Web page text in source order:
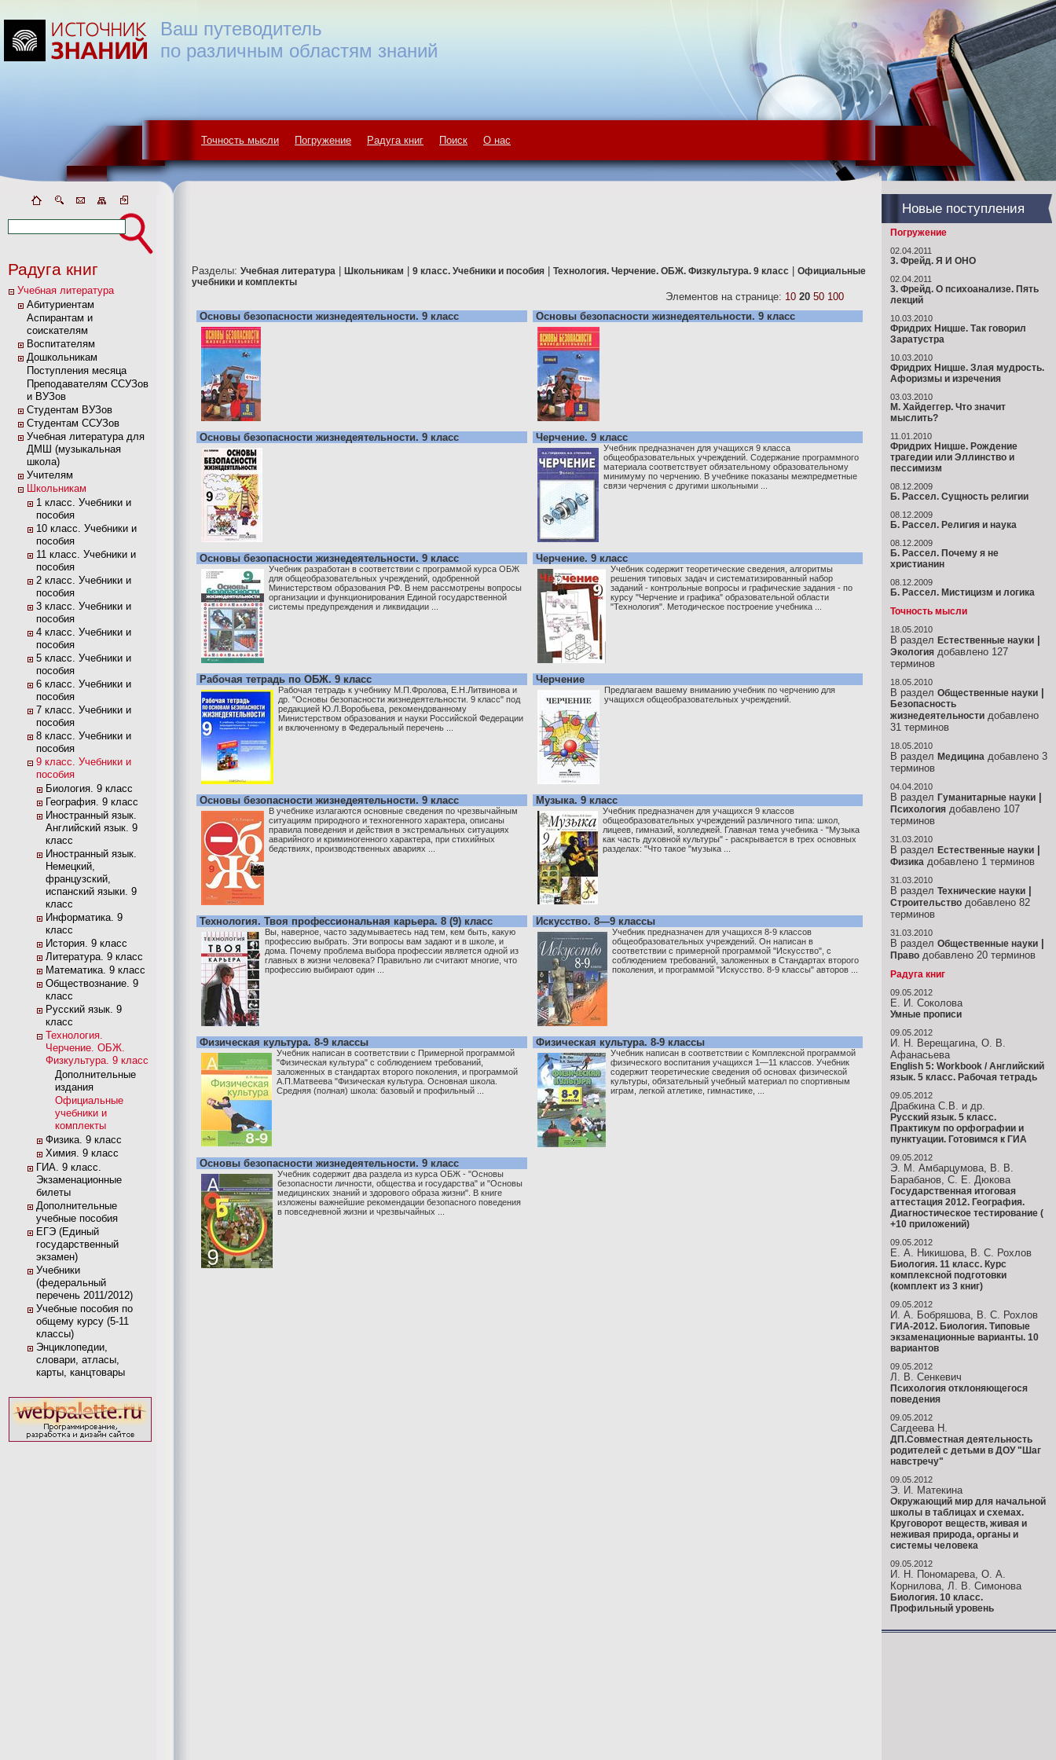
Точность мысли Погружение Радуга книг Поиск О нас
Ваш путеводитель
по различным областям знаний
Радуга книг
Учебная литература
Абитуриентам
Аспирантам и
соискателям
Воспитателям
Дошкольникам
Поступления месяца
Преподавателям ССУЗов
и ВУЗов
Студентам ВУЗов
Студентам ССУЗов
Учебная литература для
ДМШ (музыкальная
школа)
Учителям
Школьникам
1 класс. Учебники и
пособия
10 класс. Учебники и
пособия
11 класс. Учебники и
пособия
2 класс. Учебники и
пособия
3 класс. Учебники и
пособия
4 класс. Учебники и
пособия
5 класс. Учебники и
пособия
6 класс. Учебники и
пособия
7 класс. Учебники и
пособия
8 класс. Учебники и
пособия
9 класс. Учебники и
пособия
Биология. 9 класс
География. 9 класс
Иностранный язык.
Английский язык. 9
класс
Иностранный язык.
Немецкий,
французский,
испанский языки. 9
класс
Информатика. 9
класс
История. 9 класс
Литература. 9 класс
Математика. 9 класс
Обществознание. 9
класс
Русский язык. 9
класс
Технология.
Черчение. ОБЖ.
Физкультура. 9 класс
Дополнительные
издания
Официальные
учебники и
комплекты
Физика. 9 класс
Химия. 9 класс
ГИА. 9 класс.
Экзаменационные
билеты
Дополнительные
учебные пособия
ЕГЭ (Единый
государственный
экзамен)
Учебники
(федеральный
перечень 2011/2012)
Учебные пособия по
общему курсу (5-11
классы)
Энциклопедии,
словари, атласы,
карты, канцтовары
Разделы: Учебная литература Школьникам 9 класс. Учебники и пособия Технология. Черчение. ОБЖ. Физкультура. 9 класс
Официальные
учебники и комплекты
Элементов на странице: 10 20 50 100
Основы безопасности жизнедеятельности. 9 класс
Основы безопасности жизнедеятельности. 9 класс
Основы безопасности жизнедеятельности. 9 класс Черчение. 9 класс
Учебник предназначен для учащихся 9 класса
общеобразовательных учреждений. Содержание программного
материала соответствует обязательному образовательному
минимуму по черчению. В учебнике показаны межпредметные
связи черчения с другими школьными ...
Основы безопасности жизнедеятельности. 9 класс
Учебник разработан в соответствии с программой курса ОБЖ
для общеобразовательных учреждений, одобренной
Министерством образования РФ. В нем рассмотрены вопросы
организации и функционирования Единой государственной
системы предупреждения и ликвидации ...
Черчение. 9 класс
Учебник содержит теоретические сведения, алгоритмы
решения типовых задач и систематизированный набор
заданий - контрольные вопросы и графические задания - по
курсу "Черчение и графика" образовательной области
"Технология". Методическое построение учебника ...
Рабочая тетрадь по ОБЖ. 9 класс
Рабочая тетрадь к учебнику М.П.Фролова, Е.Н.Литвинова и
др. "Основы безопасности жизнедеятельности. 9 класс" под
редакцией Ю.Л.Воробьева, рекомендованному
Министерством образования и науки Российской Федерации
и включенному в Федеральный перечень ...
Черчение
Предлагаем вашему вниманию учебник по черчению для
учащихся общеобразовательных учреждений.
Основы безопасности жизнедеятельности. 9 класс
В учебнике излагаются основные сведения по чрезвычайным
ситуациям природного и техногенного характера, описаны
правила поведения и действия в экстремальных ситуациях
аварийного и криминогенного характера, при стихийных
бедствиях, производственных авариях ...
Музыка. 9 класс
Учебник предназначен для учащихся 9 классов
общеобразовательных учреждений различного типа: школ,
лицеев, гимназий, колледжей. Главная тема учебника - "Музыка
как часть духовной культуры" - раскрывается в трех основных
разделах: "Что такое "музыка ...
Технология. Твоя профессиональная карьера. 8 (9) класс
Вы, наверное, часто задумываетесь над тем, кем быть, какую
профессию выбрать. Эти вопросы вам задают и в школе, и
дома. Почему проблема выбора профессии является одной из
главных в жизни человека? Правильно ли считают многие, что
профессию выбирают один ...
Искусство. 8—9 классы
Учебник предназначен для учащихся 8-9 классов
общеобразовательных учреждений. Он написан в
соответствии с примерной программой "Искусство", с
соблюдением требований, заложенных в Стандартах второго
поколения, и программой "Искусство. 8-9 классы" авторов ...
Физическая культура. 8-9 классы
Учебник написан в соответствии с Примерной программой
"Физическая культура" с соблюдением требований,
заложенных в стандартах второго поколения, и программой
А.П.Матвеева "Физическая культура. Основная школа.
Средняя (полная) школа: базовый и профильный ...
Физическая культура. 8-9 классы
Учебник написан в соответствии с Комплексной программой
физического воспитания учащихся 1—11 классов. Учебник
содержит теоретические сведения об основах физической
культуры, обязательный учебный материал по спортивным
играм, легкой атлетике, гимнастике, ...
Основы безопасности жизнедеятельности. 9 класс
Учебник содержит два раздела из курса ОБЖ - "Основы
безопасности личности, общества и государства" и "Основы
медицинских знаний и здорового образа жизни". В книге
изложены важнейшие рекомендации безопасного поведения
в повседневной жизни и чрезвычайных ...
Новые поступления
Погружение
02.04.2011
3. Фрейд. Я И ОНО
02.04.2011
3. Фрейд. О психоанализе. Пять
лекций
10.03.2010
Фридрих Ницше. Так говорил
Заратустра
10.03.2010
Фридрих Ницше. Злая мудрость.
Афоризмы и изречения
03.03.2010
М. Хайдеггер. Что значит
мыслить?
11.01.2010
Фридрих Ницше. Рождение
трагедии или Эллинство и
пессимизм
08.12.2009
Б. Рассел. Сущность религии
08.12.2009
Б. Рассел. Религия и наука
08.12.2009
Б. Рассел. Почему я не
христианин
08.12.2009
Б. Рассел. Мистицизм и логика
Точность мысли
18.05.2010
В раздел Естественные науки
Экология добавлено 127
терминов
18.05.2010
В раздел Общественные науки
Безопасность
жизнедеятельности добавлено
31 терминов
18.05.2010
В раздел Медицина добавлено 3
терминов
04.04.2010
В раздел Гуманитарные науки
Психология добавлено 107
терминов
31.03.2010
В раздел Естественные науки
Физика добавлено 1 терминов
31.03.2010
В раздел Технические науки
Строительство добавлено 82
терминов
31.03.2010
В раздел Общественные науки
Право добавлено 20 терминов
Радуга книг
09.05.2012
Е. И. Соколова
Умные прописи
09.05.2012
И. Н. Верещагина, О. В.
Афанасьева
English 5: Workbook / Английский
язык. 5 класс. Рабочая тетрадь
09.05.2012
Драбкина С.В. и др.
Русский язык. 5 класс.
Практикум по орфографии и
пунктуации. Готовимся к ГИА
09.05.2012
Э. М. Амбарцумова, В. В.
Барабанов, С. Е. Дюкова
Государственная итоговая
аттестация 2012. География.
Диагностическое тестирование (
+10 приложений)
09.05.2012
Е. А. Никишова, В. С. Рохлов
Биология. 11 класс. Курс
комплексной подготовки
(комплект из 3 книг)
09.05.2012
И. А. Бобряшова, В. С. Рохлов
ГИА-2012. Биология. Типовые
экзаменационные варианты. 10
вариантов
09.05.2012
Л. В. Сенкевич
Психология отклоняющегося
поведения
09.05.2012
Сагдеева Н.
ДП.Совместная деятельность
родителей с детьми в ДОУ "Шаг
навстречу"
09.05.2012
Э. И. Матекина
Окружающий мир для начальной
школы в таблицах и схемах.
Круговорот веществ, живая и
неживая природа, органы и
системы человека
09.05.2012
И. Н. Пономарева, О. А.
Корнилова, Л. В. Симонова
Биология. 10 класс.
Профильный уровень